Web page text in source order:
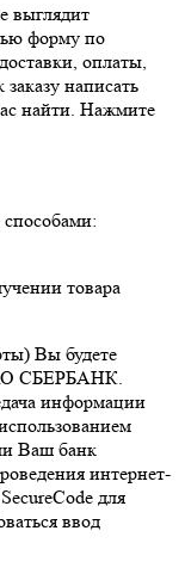
выглядит
форму по
оплаты,
написать
найти. Нажмите
способами:
товара
Вы будете
СБЕРБАНК.
информации
Ваш банк
интернет-
для
ввод